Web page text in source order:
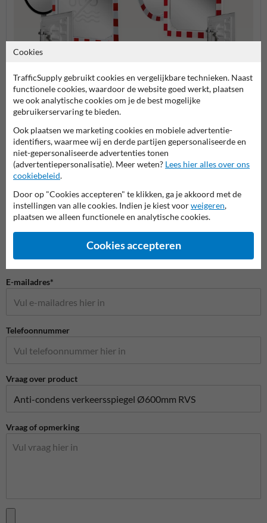
condens
Kunststof verkeersspiegels
Stel je vraag aan VerkeersspiegelKopen.nl
Bedrijfsnaam
E-mailadres*
Telefoonnummer
Vraag over product
Vraag of opmerking
Cookies
TrafficSupply gebruikt cookies en vergelijkbare technieken. Naast
functionele cookies, waardoor de website goed werkt, plaatsen
we ook analytische cookies om je de best mogelijke
gebruikerservaring te bieden.
Ook plaatsen we marketing cookies en mobiele advertentie-
identifiers, waarmee wij en derde partijen gepersonaliseerde en
niet-gepersonaliseerde advertenties tonen
(advertentiepersonalisatie). Meer weten? Lees hier alles over ons
cookiebeleid.
Door op "Cookies accepteren" te klikken, ga je akkoord met de
instellingen van alle cookies. Indien je kiest voorweigeren,
plaatsen we alleen functionele en analytische cookies.
Cookies accepteren